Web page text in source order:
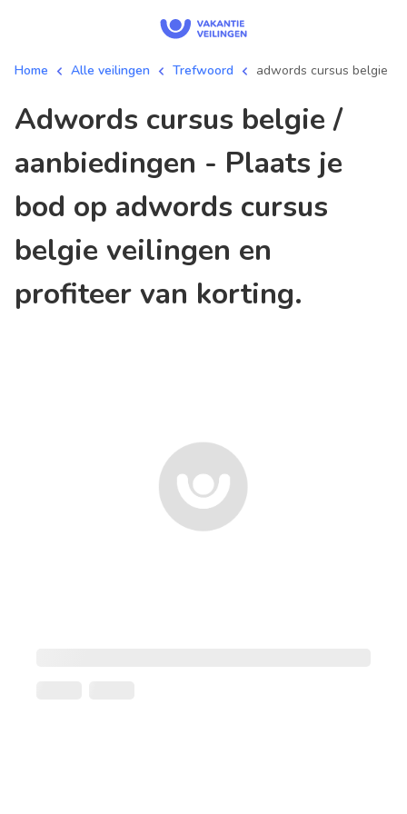
Home Alle veilingen Trefwoord adwords cursus belgie
adwords cursus belgie /
aanbiedingen - Plaats je
bod op adwords cursus
belgie veilingen en
profiteer van korting.